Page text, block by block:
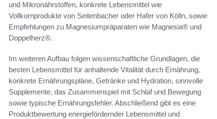
und Mikronährstoffen, konkrete Lebensmittel wie
Vollkornprodukte von Seitenbacher oder Hafer von Kölln, sowie
Empfehlungen zu Magnesiumpräparaten wie Magnesia® und
Doppelherz®.
Im weiteren Aufbau folgen wissenschaftliche Grundlagen, die
besten Lebensmittel für anhaltende Vitalität durch Ernährung,
konkrete Ernährungspläne, Getränke und Hydration, sinnvolle
Supplemente, das Zusammenspiel mit Schlaf und Bewegung
sowie typische Ernährungsfehler. Abschließend gibt es eine
Produktbewertung energiefördernder Lebensmittel und